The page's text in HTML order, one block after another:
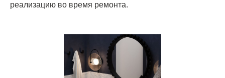
реализацию во время ремонта.